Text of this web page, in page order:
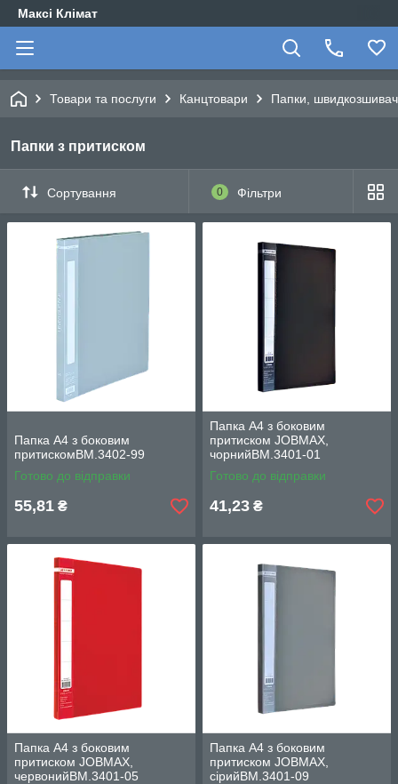
Максі Клімат
Товари та послуги Канцтовари Папки,
Папки з притиском
Сортування 0 Фільтри
Папка А4 з боковим
притискомВМ.3402-99
Готово до відправки
55,81 ₴
Папка А4 з боковим
притиском JOBMAX,
чорнийВМ.3401-01
Готово до відправки
41,23 ₴
Папка А4 з боковим
притиском JOBMAX,
червонийВМ.3401-05
Папка А4 з боковим
притиском JOBMAX,
сірийВМ.3401-09